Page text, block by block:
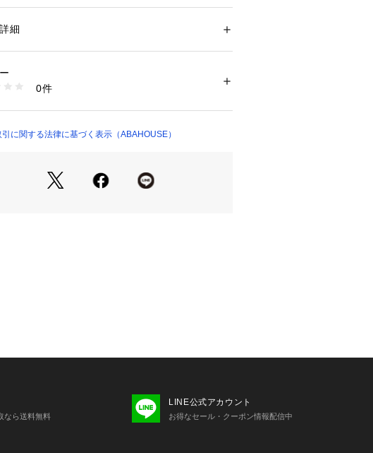
上の歴史を持つ世界有数のベーシックアパレル/
ウェアメーカー。
ての地位を確立しています。
内でもプリントTシャツのボディやアンダーウェ
ランドとして広く知れ渡っています。
メンズ
号：
（ショップ）
細
0件
に関する法律に基づく表示（ABAHOUSE）
なら送料無料
LINE公式アカウント
お得なセール・クーポン情報配信中